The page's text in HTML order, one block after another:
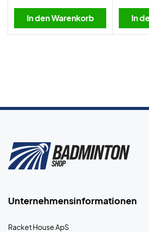
In den Warenkorb In
Unternehmensinformationen
Racket House ApS